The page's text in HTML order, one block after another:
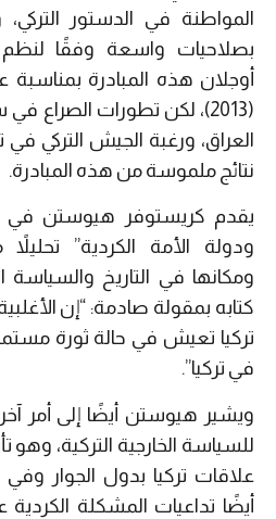
المواطنة في الدستور
بصلاحيات واسعة وفقًا لنظم
(2013)، لكن تطورات
العراق، ورغبة الجيش التركي
نتائج ملموسة من هذه المبادرة.
يقدم كريستوفر هيوستن في
ودولة الأمة الكردية”
ومكانها في التاريخ والسياسة
كتابه بمقولة صادمة: “إن
تركيا تعيش في حالة ثورة
في تركيا”.
ويشير هيوستن أيضًا إلى أمر
للسياسة الخارجية التركية، وهو
علاقات تركيا بدول الجوار
أيضًا تداعيات المشكلة الكردية